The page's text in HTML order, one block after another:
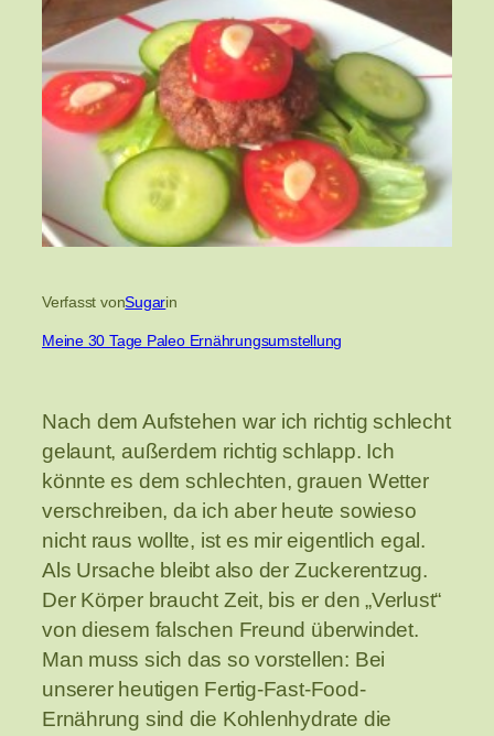
Verfasst vonSugarin
Meine 30 Tage Paleo Ernährungsumstellung
Nach dem Aufstehen war ich richtig schlecht
gelaunt, außerdem richtig schlapp. Ich
könnte es dem schlechten, grauen Wetter
verschreiben, da ich aber heute sowieso
nicht raus wollte, ist es mir eigentlich egal.
Als Ursache bleibt also der Zuckerentzug.
Der Körper braucht Zeit, bis er den „Verlust“
von diesem falschen Freund überwindet.
Man muss sich das so vorstellen: Bei
unserer heutigen Fertig-Fast-Food-
Ernährung sind die Kohlenhydrate die